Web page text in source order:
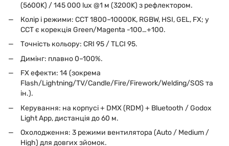
(5600K) / 145 000 lux @1 м (3200K) з рефлектором.
Колір і режими: CCT 1800–10000K, RGBW, HSI, GEL, FX; у
CCT є корекція Green/Magenta -100…+100.
Точність кольору: CRI 95 / TLCI 95.
Димінг: плавно 0–100%.
FX ефекти: 14 (зокрема
Flash/Lightning/TV/Candle/Fire/Firework/Welding/SOS та
ін.).
Керування: на корпусі + DMX (RDM) + Bluetooth / Godox
Light App, дистанція до 60 м.
Охолодження: 3 режими вентилятора (Auto / Medium /
High) для довгих зйомок.